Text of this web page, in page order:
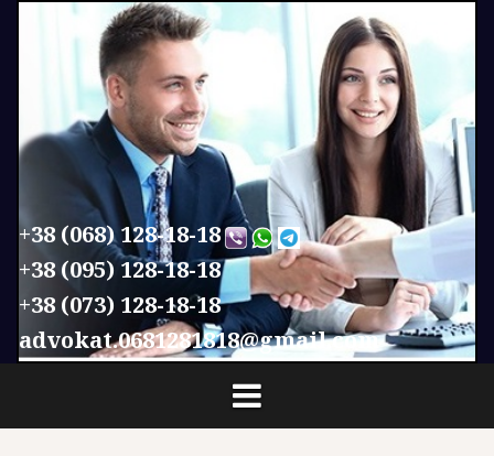
+38 (068) 128-18-18
+38 (095) 128-18-18
+38 (073) 128-18-18
advokat.0681281818@gmail.com